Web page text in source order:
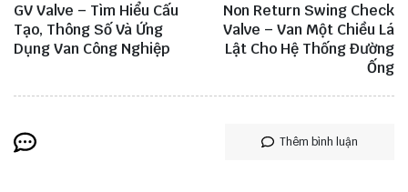
GV Valve – Tìm Hiểu Cấu
Tạo, Thông Số Và Ứng
Dụng Van Công Nghiệp
Non Return Swing Check
Valve – Van Một Chiều Lá
Lật Cho Hệ Thống Đường
Ống
Thêm bình luận